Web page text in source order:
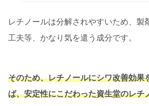
レチノールは分解されやすいため、製
工夫等、かなり気を遣う成分です。
そのため、レチノールにシワ改善効果
ば、安定性にこだわった資生堂のレチ